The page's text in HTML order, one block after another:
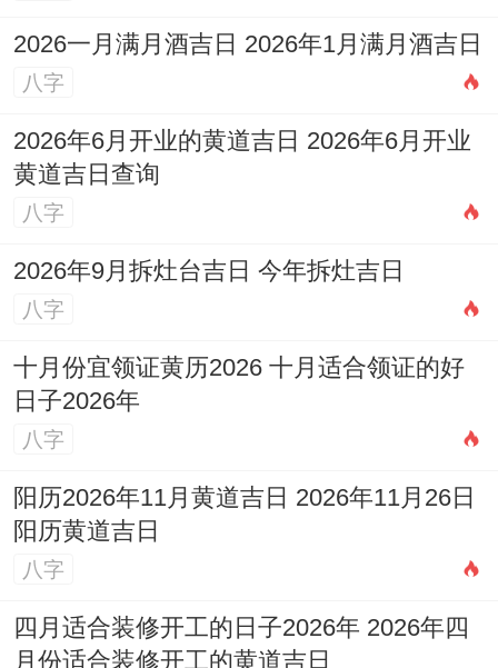
2026一月满月酒吉日 2026年1月满月酒吉日
八字
2026年6月开业的黄道吉日 2026年6月开业
黄道吉日查询
八字
2026年9月拆灶台吉日 今年拆灶吉日
八字
十月份宜领证黄历2026 十月适合领证的好
日子2026年
八字
阳历2026年11月黄道吉日 2026年11月26日
阳历黄道吉日
八字
四月适合装修开工的日子2026年 2026年四
月份适合装修开工的黄道吉日